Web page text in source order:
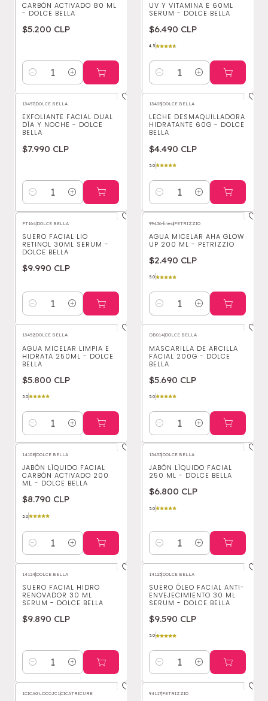
CARBÓN ACTIVADO 80 ML
- DOLCE BELLA
$5.200 CLP
Cantidad
UV Y VITAMINA E 60ML
SERUM - DOLCE BELLA
$6.490 CLP
4.5
Cantidad
13457|DOLCE BELLA
EXFOLIANTE FACIAL DUAL
DÍA Y NOCHE - DOLCE
BELLA
$7.990 CLP
Cantidad
13405|DOLCE BELLA
LECHE DESMAQUILLADORA
HIDRATANTE 60G - DOLCE
BELLA
$4.490 CLP
5.0
Cantidad
PT164|DOLCE BELLA
SUERO FACIAL LIO
RETINOL 30ML SERUM -
DOLCE BELLA
$9.990 CLP
Cantidad
99436-linea|PETRIZZIO
AGUA MICELAR AHA GLOW
UP 200 ML - PETRIZZIO
$2.490 CLP
5.0
Cantidad
13452|DOLCE BELLA
AGUA MICELAR LIMPIA E
HIDRATA 250ML - DOLCE
BELLA
$5.800 CLP
5.0
Cantidad
DB014|DOLCE BELLA
MASCARILLA DE ARCILLA
FACIAL 200G - DOLCE
BELLA
$5.690 CLP
5.0
Cantidad
14108|DOLCE BELLA
JABÓN LÍQUIDO FACIAL
CARBÓN ACTIVADO 200
ML - DOLCE BELLA
$8.790 CLP
5.0
Cantidad
13453|DOLCE BELLA
JABÓN LÍQUIDO FACIAL
250 ML - DOLCE BELLA
$6.800 CLP
5.0
Cantidad
14124|DOLCE BELLA
SUERO FACIAL HIDRO
RENOVADOR 30 ML
SERUM - DOLCE BELLA
$9.890 CLP
Cantidad
14123|DOLCE BELLA
SUERO ÓLEO FACIAL ANTI-
ENVEJECIMIENTO 30 ML
SERUM - DOLCE BELLA
$9.590 CLP
5.0
Cantidad
1CICAGLDCOJC1|CICATRICURE 94117|PETRIZZIO